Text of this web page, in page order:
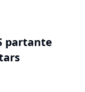
partante